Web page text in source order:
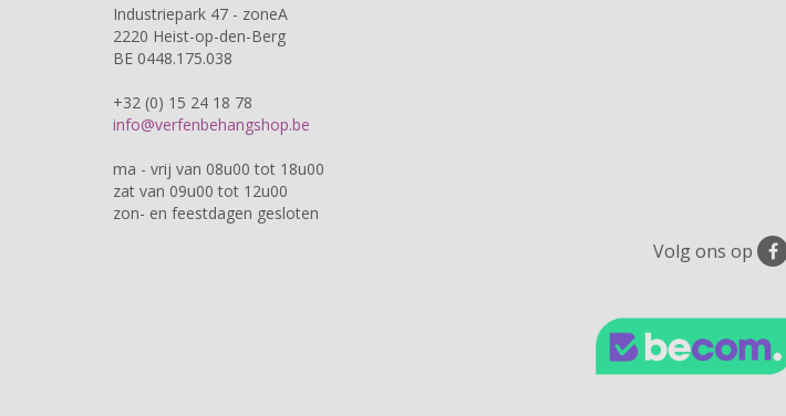
Industriepark 47 - zoneA
2220 Heist-op-den-Berg
BE 0448.175.038
+32 (0) 15 24 18 78
info@verfenbehangshop.be
ma - vrij van 08u00 tot 18u00
zat van 09u00 tot 12u00
zon- en feestdagen gesloten
Volg ons op